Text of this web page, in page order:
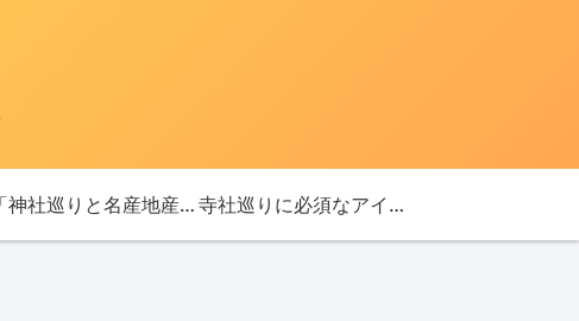
「神社巡りと名産地産を探す旅」ブログ始めました！ 寺社巡りに必須なアイテム